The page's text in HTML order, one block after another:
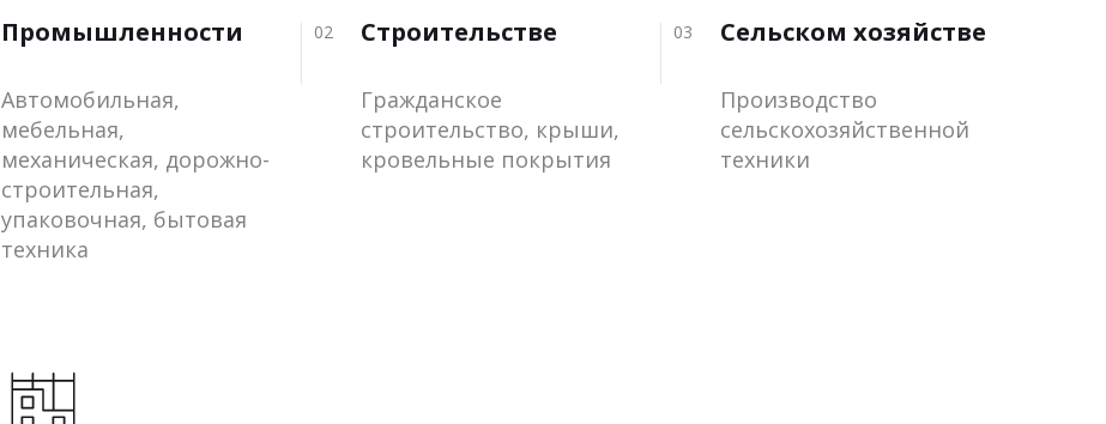
Промышленности
Автомобильная,
мебельная,
механическая, дорожно-
строительная,
упаковочная, бытовая
техника
02 Строительстве
Гражданское
строительство, крыши,
кровельные покрытия
03 Сельском хозяйстве
Производство
сельскохозяйственной
техники